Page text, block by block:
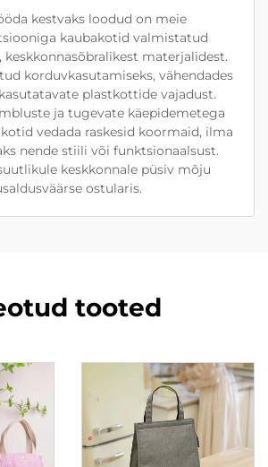
kestvaks loodud on meie
kaubakotid valmistatud
keskkonnasõbralikest materjalidest.
korduvkasutamiseks, vähendades
plastkottide vajadust.
ja tugevate käepidemetega
vedada raskesid koormaid, ilma
nende stiili või funktsionaalsust.
keskkonnale püsiv mõju
ostularis.
tooted